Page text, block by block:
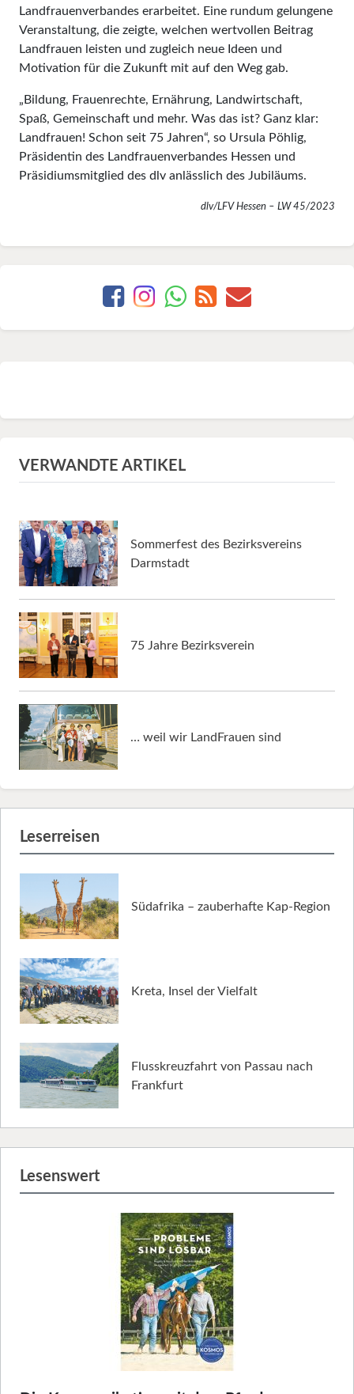
Landfrauenverbandes erarbeitet. Eine rundum gelungene
Veranstaltung, die zeigte, welchen wertvollen Beitrag
Landfrauen leisten und zugleich neue Ideen und
Motivation für die Zukunft mit auf den Weg gab.
„Bildung, Frauenrechte, Ernährung, Landwirtschaft,
Spaß, Gemeinschaft und mehr. Was das ist? Ganz klar:
Landfrauen! Schon seit 75 Jahren“, so Ursula Pöhlig,
Präsidentin des Landfrauenverbandes Hessen und
Präsidiumsmitglied des dlv anlässlich des Jubiläums.
dlv/LFV Hessen – LW 45/2023
VERWANDTE ARTIKEL
Sommerfest des Bezirksvereins
Darmstadt
75 Jahre Bezirksverein
… weil wir LandFrauen sind
Leserreisen
Südafrika – zauberhafte Kap-Region
Kreta, Insel der Vielfalt
Flusskreuzfahrt von Passau nach
Frankfurt
Lesenswert